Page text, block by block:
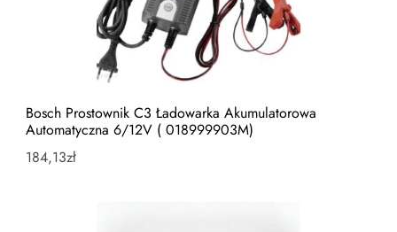
Bosch Prostownik C3 Ładowarka Akumulatorowa
Automatyczna 6/12V ( 018999903M)
184,13zł